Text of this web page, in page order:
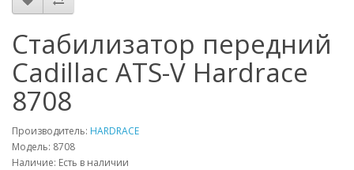
Стабилизатор передний
Cadillac ATS-V Hardrace
8708
Производитель: HARDRACE
Модель: 8708
Наличие: Есть в наличии